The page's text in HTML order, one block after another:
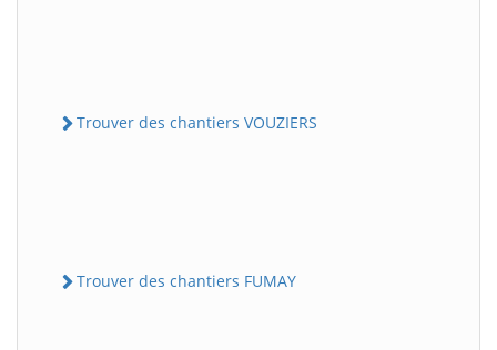
Trouver des chantiers VOUZIERS
Trouver des chantiers FUMAY